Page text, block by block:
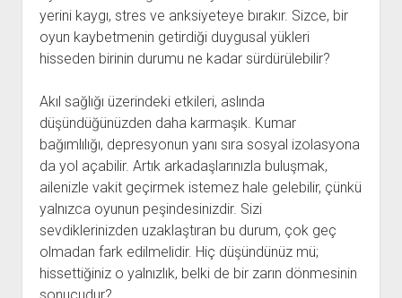
yerini kaygı, stres ve anksiyeteye bırakır. Sizce, bir
oyun kaybetmenin getirdiği duygusal yükleri
hisseden birinin durumu ne kadar sürdürülebilir?
Akıl sağlığı üzerindeki etkileri, aslında
düşündüğünüzden daha karmaşık. Kumar
bağımlılığı, depresyonun yanı sıra sosyal izolasyona
da yol açabilir. Artık arkadaşlarınızla buluşmak,
ailenizle vakit geçirmek istemez hale gelebilir, çünkü
yalnızca oyunun peşindesinizdir. Sizi
sevdiklerinizden uzaklaştıran bu durum, çok geç
olmadan fark edilmelidir. Hiç düşündünüz mü;
hissettiğiniz o yalnızlık, belki de bir zarın dönmesinin